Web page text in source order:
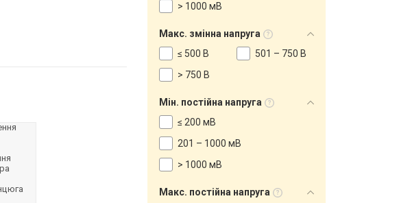
> 1000 мВ
Макс. змінна напруга
≤ 500 В
501 – 750 В
> 750 В
Мін. постійна напруга
≤ 200 мВ
201 – 1000 мВ
> 1000 мВ
Макс. постійна напруга